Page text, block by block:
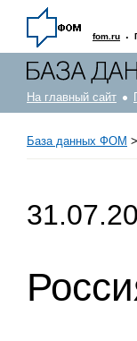
fom.ru ·
На главный сайт
База данных ФОМ >